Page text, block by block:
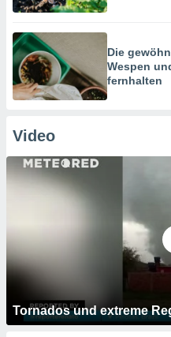
Die
Wespen
fernhalten
Video
Tornados und extreme